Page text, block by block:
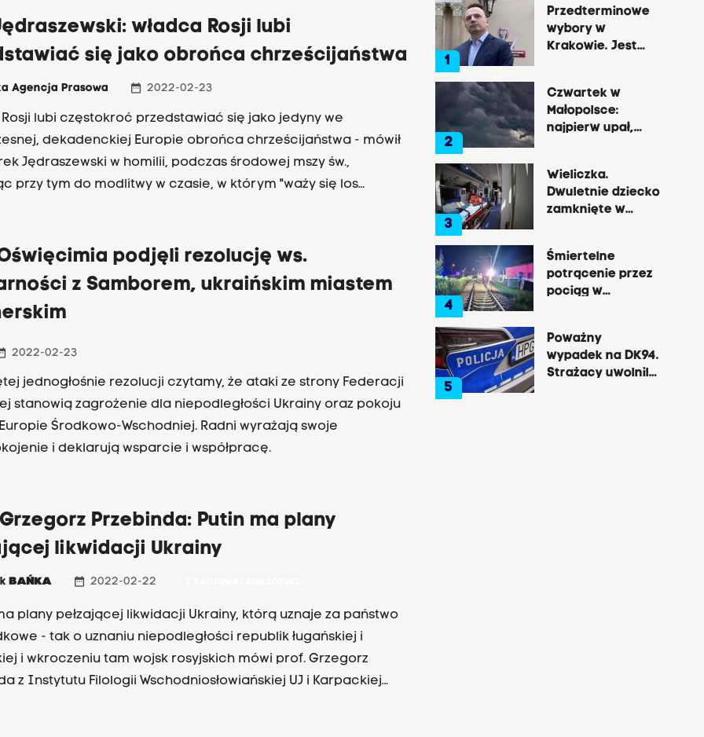
władca Rosji lubi
się jako obrońca chrześcijaństwa
Agencja Prasowa date_range 2022-02-23
Rosji lubi częstokroć przedstawiać się jako jedyny we
dekadenckiej Europie obrońca chrześcijaństwa - mówił
Jędraszewski w homilii, podczas środowej mszy św.,
przy tym do modlitwy w czasie, w którym "waży się los
podjęli rezolucję ws.
z Samborem, ukraińskim miastem
2022-02-23
jednogłośnie rezolucji czytamy, że ataki ze strony Federacji
stanowią zagrożenie dla niepodległości Ukrainy oraz pokoju
Środkowo-Wschodniej. Radni wyrażają swoje
i deklarują wsparcie i współpracę.
Przebinda: Putin ma plany
likwidacji Ukrainy
BAŃKA date_range 2022-02-22
plany pełzającej likwidacji Ukrainy, którą uznaje za państwo
- tak o uznaniu niepodległości republik ługańskiej i
i wkroczeniu tam wojsk rosyjskich mówi prof. Grzegorz
z Instytutu Filologii Wschodniosłowiańskiej UJ i Karpackiej
1
Przedterminowe
wybory w
Krakowie. Jest
2
Czwartek w
Małopolsce:
najpierw upał,
3
Wieliczka.
Dwuletnie dziecko
zamknięte w
zakupach
4
Śmiertelne
potrącenie przez
pociąg w
trasie do Krakowa
5
Poważny
wypadek na DK94.
Strażacy uwolnili